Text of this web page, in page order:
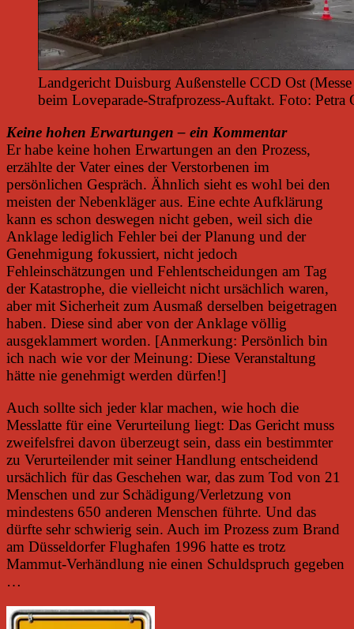
Landgericht Duisburg Außenstelle CCD Ost
beim Loveparade-Strafprozess-Auftakt. Foto: Petra
Keine hohen Erwartungen – ein Kommentar
Er habe keine hohen Erwartungen an den Prozess,
erzählte der Vater eines der Verstorbenen im
persönlichen Gespräch. Ähnlich sieht es wohl bei den
meisten der Nebenkläger aus. Eine echte Aufklärung
kann es schon deswegen nicht geben, weil sich die
Anklage lediglich Fehler bei der Planung und der
Genehmigung fokussiert, nicht jedoch
Fehleinschätzungen und Fehlentscheidungen am Tag
der Katastrophe, die vielleicht nicht ursächlich waren,
aber mit Sicherheit zum Ausmaß derselben beigetragen
haben. Diese sind aber von der Anklage völlig
ausgeklammert worden. [Anmerkung: Persönlich bin
ich nach wie vor der Meinung: Diese Veranstaltung
hätte nie genehmigt werden dürfen!]
Auch sollte sich jeder klar machen, wie hoch die
Messlatte für eine Verurteilung liegt: Das Gericht muss
zweifelsfrei davon überzeugt sein, dass ein bestimmter
zu Verurteilender mit seiner Handlung entscheidend
ursächlich für das Geschehen war, das zum Tod von 21
Menschen und zur Schädigung/Verletzung von
mindestens 650 anderen Menschen führte. Und das
dürfte sehr schwierig sein. Auch im Prozess zum Brand
am Düsseldorfer Flughafen 1996 hatte es trotz
Mammut-Verhändlung nie einen Schuldspruch gegeben
…